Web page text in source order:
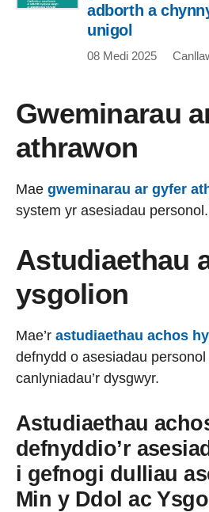
adborth a
unigol
08 Medi 2025
Gweminarau
athrawon
Mae gweminarau ar gyfer
system yr asesiadau personol.
Astudiaethau
ysgolion
Mae’r astudiaethau achos
defnydd o asesiadau
canlyniadau’r dysgwyr.
Astudiaethau
defnyddio’r
i gefnogi dulliau
Min y Ddol ac